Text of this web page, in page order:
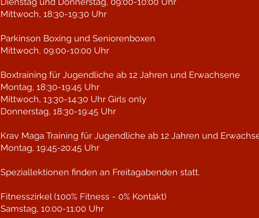
Mittwoch, 18:30-19:30 Uhr
Parkinson Boxing und Seniorenboxen
Mittwoch, 09:00-10:00 Uhr
Boxtraining für Jugendliche ab 12 Jahren und Erwachsene
Montag, 18:30-19:45 Uhr
Mittwoch, 13:30-14:30 Uhr Girls only
Donnerstag, 18:30-19:45 Uhr
Krav Maga Training für Jugendliche ab 12 Jahren und
Montag, 19:45-20:45 Uhr
Speziallektionen finden an Freitagabenden statt.​
Fitnesszirkel (100% Fitness - 0% Kontakt)
Samstag, 10:00-11:00 Uhr